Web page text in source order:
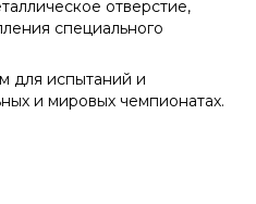
отверстие,
специального
для испытаний и
и мировых чемпионатах.